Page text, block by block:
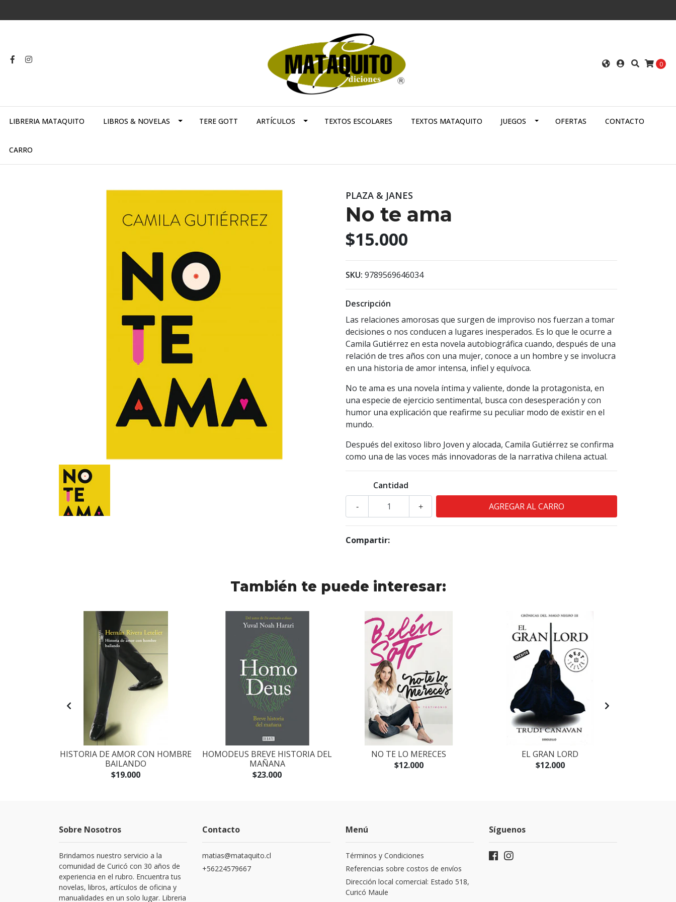
0
LIBRERIA MATAQUITO LIBROS & NOVELAS TERE GOTT ARTÍCULOS TEXTOS ESCOLARES TEXTOS MATAQUITO JUEGOS OFERTAS CONTACTO
CARRO
PLAZA & JANES
No te ama
$15.000
SKU: 9789569646034
Descripción
Las relaciones amorosas que surgen de improviso nos fuerzan a tomar
decisiones o nos conducen a lugares inesperados. Es lo que le ocurre a
Camila Gutiérrez en esta novela autobiográfica cuando, después de una
relación de tres años con una mujer, conoce a un hombre y se involucra
en una historia de amor intensa, infiel y equívoca.
No te ama es una novela íntima y valiente, donde la protagonista, en
una especie de ejercicio sentimental, busca con desesperación y con
humor una explicación que reafirme su peculiar modo de existir en el
mundo.
Después del exitoso libro Joven y alocada, Camila Gutiérrez se confirma
como una de las voces más innovadoras de la narrativa chilena actual.
Cantidad
+
-
Compartir:
También te puede interesar:
HISTORIA DE AMOR CON HOMBRE
BAILANDO
$19.000
HOMODEUS BREVE HISTORIA DEL
MAÑANA
$23.000
NO TE LO MERECES
$12.000
EL GRAN LORD
$12.000
Sobre Nosotros
Brindamos nuestro servicio a la
comunidad de Curicó con 30 años de
experiencia en el rubro. Encuentra tus
novelas, libros, artículos de oficina y
manualidades en un solo lugar. Libreria
Contacto
matias@mataquito.cl
+56224579667
Menú
Términos y Condiciones
Referencias sobre costos de envíos
Dirección local comercial: Estado 518,
Curicó Maule
Síguenos